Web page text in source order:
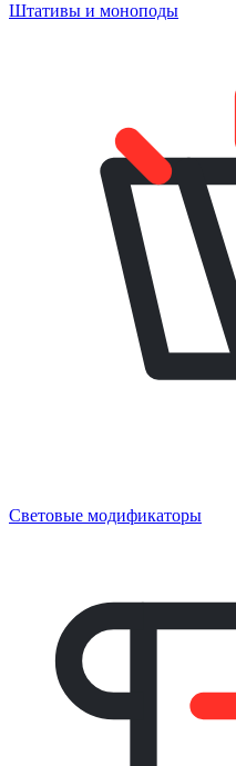
Штативы и моноподы
Световые модификаторы